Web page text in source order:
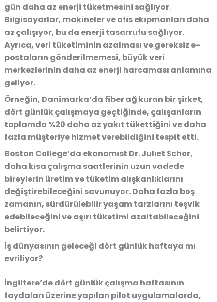
gün daha az enerji tüketmesini sağlıyor.
Bilgisayarlar, makineler ve ofis ekipmanları daha
az çalışıyor, bu da enerji tasarrufu sağlıyor.
Ayrıca,veri tüketiminin azalmasıve gereksiz e-
postaların gönderilmemesi, büyük veri
merkezlerinin daha az enerji harcaması anlamına
geliyor.
Örneğin, Danimarka’da fiber ağ kuran bir şirket,
dört günlük çalışmaya geçtiğinde, çalışanların
toplamda %20 daha az yakıt tükettiğini ve daha
fazla müşteriye hizmet verebildiğini tespit etti.
Boston College’da ekonomist Dr. Juliet Schor,
daha kısa çalışma saatlerinin uzun vadede
bireylerin üretim ve tüketim alışkanlıklarını
değiştirebileceğini savunuyor. Daha fazla boş
zamanın, sürdürülebilir yaşam tarzlarını teşvik
edebileceğini ve aşırı tüketimi azaltabileceğini
belirtiyor.
İş dünyasının geleceği dört günlük haftaya mı
evriliyor?
İngiltere’de dört günlük çalışma haftasının
faydaları üzerine yapılan pilot uygulamalarda,